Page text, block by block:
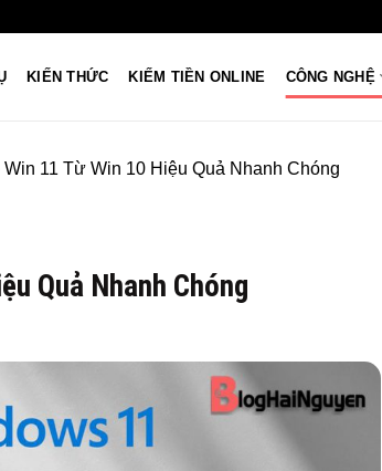
KIẾN THỨC KIẾM TIỀN ONLINE CÔNG NGHỆ
11 Từ Win 10 Hiệu Quả Nhanh Chóng
Quả Nhanh Chóng